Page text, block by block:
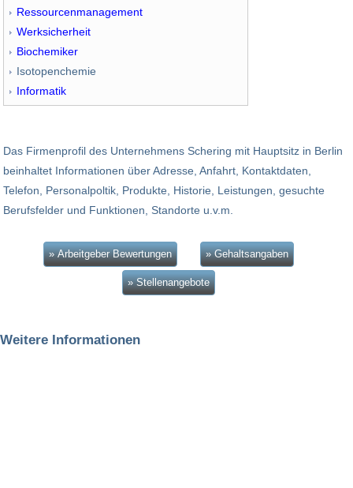
Ressourcenmanagement
Werksicherheit
Biochemiker
Isotopenchemie
Informatik
Das Firmenprofil des Unternehmens Schering mit Hauptsitz in Berlin
beinhaltet Informationen über Adresse, Anfahrt, Kontaktdaten,
Telefon, Personalpoltik, Produkte, Historie, Leistungen, gesuchte
Berufsfelder und Funktionen, Standorte u.v.m.
» Arbeitgeber Bewertungen » Gehaltsangaben
» Stellenangebote
Weitere Informationen